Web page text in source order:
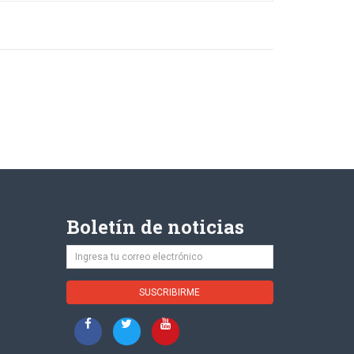
Boletín de noticias